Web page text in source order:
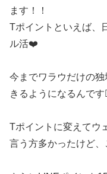
ます！！
Tポイントといえば、
ル活❤️
今までワラウだけの
きるようになるんです
Tポイントに変えてウ
言う方多かったけど